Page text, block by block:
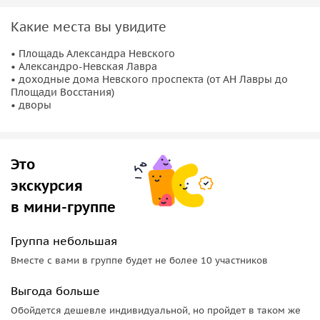
Какие места вы увидите
• Площадь Александра Невского
• Александро-Невская Лавра
• доходные дома Невского проспекта (от АН Лавры до
Площади Восстания)
• дворы
Это
экскурсия
в мини-группе
Группа небольшая
Вместе с вами в группе будет не более 10 участников
Выгода больше
Обойдется дешевле индивидуальной, но пройдет в таком же